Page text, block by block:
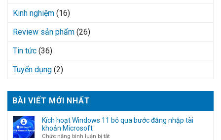
Kinh nghiệm (16)
Review sản phẩm (26)
Tin tức (36)
Tuyển dụng (2)
BÀI VIẾT MỚI NHẤT
Kích hoạt Windows 11 bỏ qua bước đăng nhập tài
khoản Microsoft
Chức năng bình luận bị tắtở